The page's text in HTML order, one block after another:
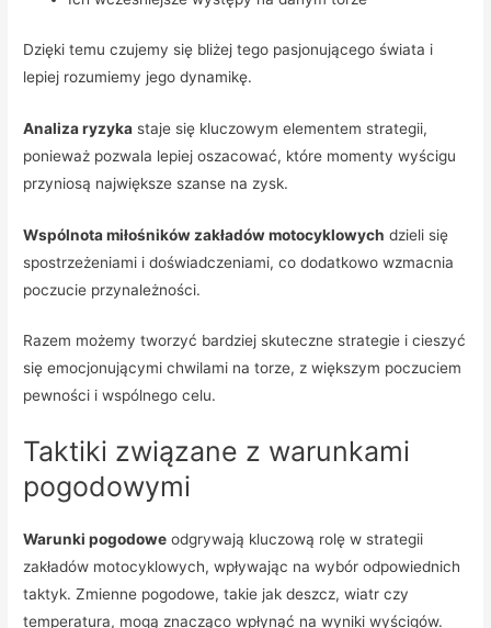
Dzięki temu czujemy się bliżej tego pasjonującego świata i
lepiej rozumiemy jego dynamikę.
Analiza ryzyka staje się kluczowym elementem strategii,
ponieważ pozwala lepiej oszacować, które momenty wyścigu
przyniosą największe szanse na zysk.
Wspólnota miłośników zakładów motocyklowych dzieli się
spostrzeżeniami i doświadczeniami, co dodatkowo wzmacnia
poczucie przynależności.
Razem możemy tworzyć bardziej skuteczne strategie i cieszyć
się emocjonującymi chwilami na torze, z większym poczuciem
pewności i wspólnego celu.
Taktiki związane z warunkami
pogodowymi
Warunki pogodowe odgrywają kluczową rolę w strategii
zakładów motocyklowych, wpływając na wybór odpowiednich
taktyk. Zmienne pogodowe, takie jak deszcz, wiatr czy
temperatura, mogą znacząco wpłynąć na wyniki wyścigów.